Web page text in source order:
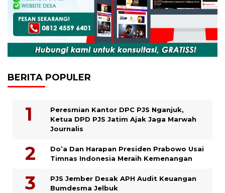
BERITA POPULER
Peresmian Kantor DPC PJS Nganjuk,
Ketua DPD PJS Jatim Ajak Jaga Marwah
Journalis
Do’a Dan Harapan Presiden Prabowo Usai
Timnas Indonesia Meraih Kemenangan
PJS Jember Desak APH Audit Keuangan
Bumdesma Jelbuk